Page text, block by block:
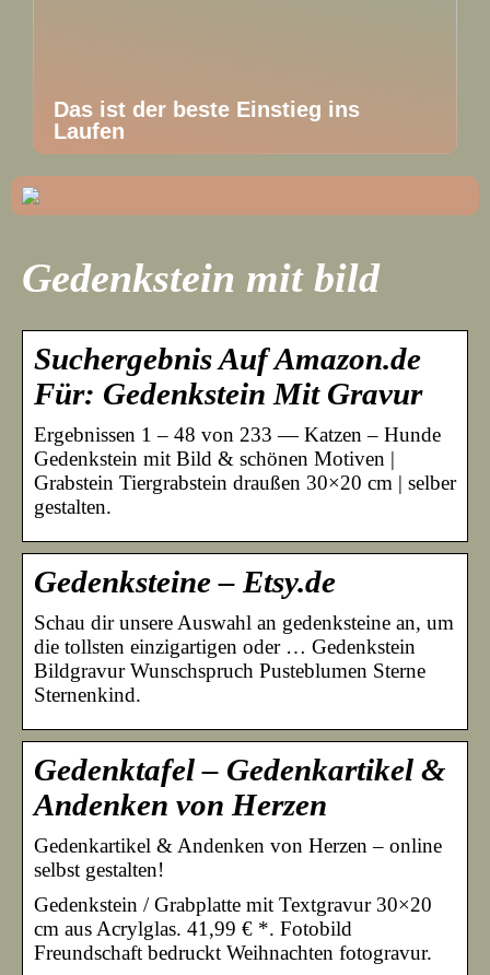
Das ist der beste Einstieg ins
Laufen
Gedenkstein mit bild
Suchergebnis Auf Amazon.de
Für: Gedenkstein Mit Gravur
Ergebnissen 1 – 48 von 233 — Katzen – Hunde
Gedenkstein mit Bild & schönen Motiven |
Grabstein Tiergrabstein draußen 30×20 cm | selber
gestalten.
Gedenksteine – Etsy.de
Schau dir unsere Auswahl an gedenksteine an, um
die tollsten einzigartigen oder … Gedenkstein
Bildgravur Wunschspruch Pusteblumen Sterne
Sternenkind.
Gedenktafel – Gedenkartikel &
Andenken von Herzen
Gedenkartikel & Andenken von Herzen – online
selbst gestalten!
Gedenkstein / Grabplatte mit Textgravur 30×20
cm aus Acrylglas. 41,99 € *. Fotobild
Freundschaft bedruckt Weihnachten fotogravur.